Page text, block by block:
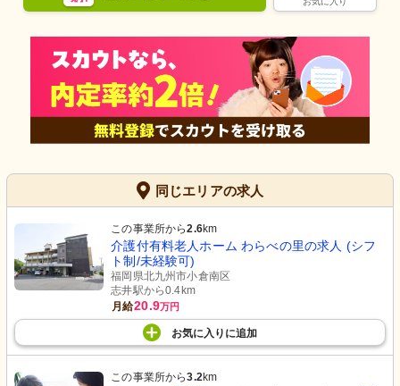
同じエリアの求人
この事業所から2.6km
介護付有料老人ホーム わらべの里の求人 (シフ
ト制/未経験可)
福岡県北九州市小倉南区
志井駅から0.4km
月給20.9万円
お気に入り に追加
この事業所から3.2km